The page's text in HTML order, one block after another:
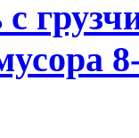
с